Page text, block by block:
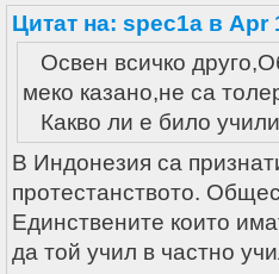
Цитат на: spec1a в Apr
Освен всичко
меко казано,не са
Какво ли е било
В Индонезия са
протестанството.
Единствените които
да той учил в частно